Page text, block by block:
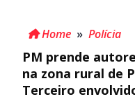
Home » Polícia
PM prende
na zona rural de
Terceiro